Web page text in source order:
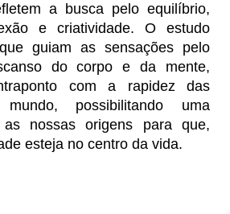
a busca pelo equilíbrio,
e criatividade. O estudo
guiam as sensações pelo
do corpo e da mente,
com a rapidez das
possibilitando uma
as nossas origens para que,
esteja no centro da vida.